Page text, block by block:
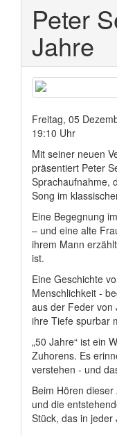
Peter
Jahre
Freitag, 05
19:10 Uhr
Mit seiner neuen
präsentiert Peter
Sprachaufnahme,
Song im
Eine Begegnung
– und eine alte
ihrem Mann
ist.
Eine Geschichte
Menschlichkeit -
aus der Feder von
ihre Tiefe spurbar
„50 Jahre“ ist ein
Zuhorens. Es
verstehen - und
Beim Hören
und die
Stück, das in